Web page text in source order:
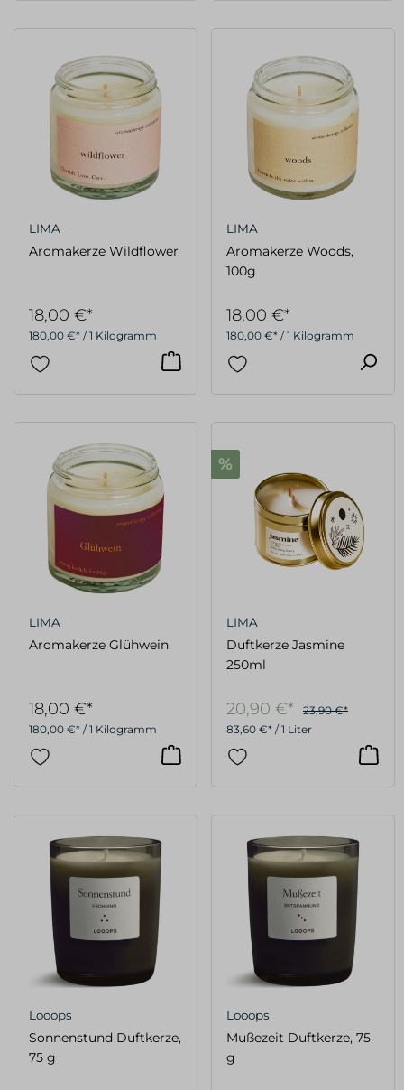
LIMA
Aromakerze Wildflower
180,00 €* / 1 Kilogramm
18,00 €*
LIMA
Aromakerze Woods,
100g
180,00 €* / 1 Kilogramm
18,00 €*
LIMA
Aromakerze Glühwein
180,00 €* / 1 Kilogramm
18,00 €*
%
LIMA
Duftkerze Jasmine
250ml
83,60 €* / 1 Liter
20,90 €* 23,90 €*
Looops
Sonnenstund Duftkerze,
75 g
Looops
Mußezeit Duftkerze, 75
g